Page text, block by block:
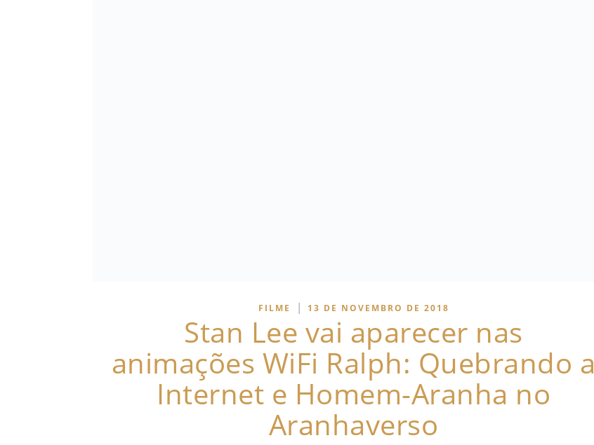
FILME | 13 DE NOVEMBRO DE 2018
Stan Lee vai aparecer nas
animações WiFi Ralph: Quebrando a
Internet e Homem-Aranha no
Aranhaverso